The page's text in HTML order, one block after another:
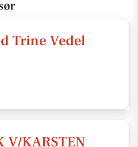
Trine Vedel
V/KARSTEN